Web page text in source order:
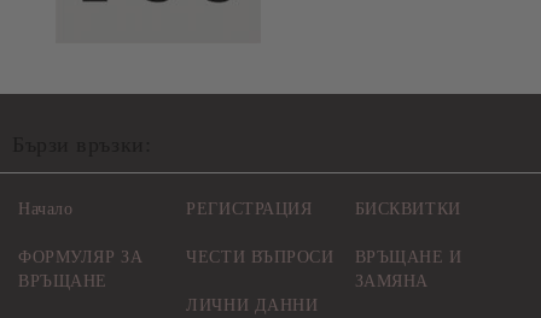
Начало
ФОРМУЛЯР ЗА
ВРЪЩАНЕ
РЕГИСТРАЦИЯ
ЧЕСТИ ВЪПРОСИ
ЛИЧНИ ДАННИ
БИСКВИТКИ
ВРЪЩАНЕ И
ЗАМЯНА